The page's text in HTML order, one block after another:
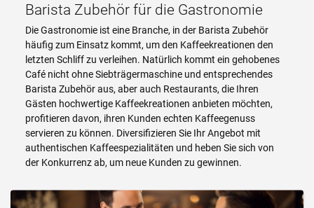
Barista Zubehör für die Gastronomie
Die Gastronomie ist eine Branche, in der Barista Zubehör
häufig zum Einsatz kommt, um den Kaffeekreationen den
letzten Schliff zu verleihen. Natürlich kommt ein gehobenes
Café nicht ohne Siebträgermaschine und entsprechendes
Barista Zubehör aus, aber auch Restaurants, die Ihren
Gästen hochwertige Kaffeekreationen anbieten möchten,
profitieren davon, ihren Kunden echten Kaffeegenuss
servieren zu können. Diversifizieren Sie Ihr Angebot mit
authentischen Kaffeespezialitäten und heben Sie sich von
der Konkurrenz ab, um neue Kunden zu gewinnen.